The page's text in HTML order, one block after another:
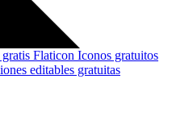
Flaticon Iconos gratuitos
editables gratuitas